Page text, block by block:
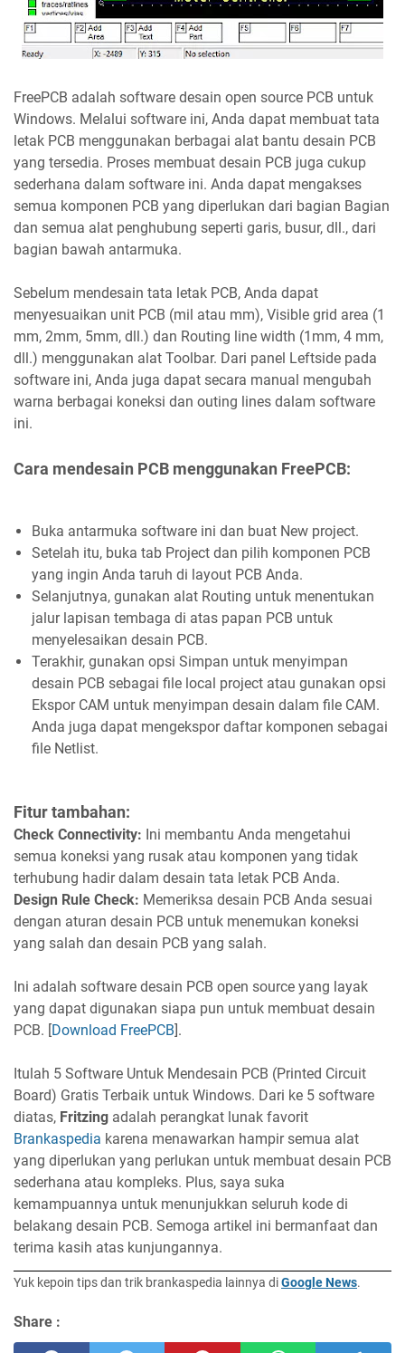
FreePCB adalah software desain open source PCB untuk
Windows. Melalui software ini, Anda dapat membuat tata
letak PCB menggunakan berbagai alat bantu desain PCB
yang tersedia. Proses membuat desain PCB juga cukup
sederhana dalam software ini. Anda dapat mengakses
semua komponen PCB yang diperlukan dari bagian Bagian
dan semua alat penghubung seperti garis, busur, dll., dari
bagian bawah antarmuka.
Sebelum mendesain tata letak PCB, Anda dapat
menyesuaikan unit PCB (mil atau mm), Visible grid area (1
mm, 2mm, 5mm, dll.) dan Routing line width (1mm, 4 mm,
dll.) menggunakan alat Toolbar. Dari panel Leftside pada
software ini, Anda juga dapat secara manual mengubah
warna berbagai koneksi dan outing lines dalam software
ini.
Cara mendesain PCB menggunakan FreePCB:
Buka antarmuka software ini dan buat New project.
Setelah itu, buka tab Project dan pilih komponen PCB
yang ingin Anda taruh di layout PCB Anda.
Selanjutnya, gunakan alat Routing untuk menentukan
jalur lapisan tembaga di atas papan PCB untuk
menyelesaikan desain PCB.
Terakhir, gunakan opsi Simpan untuk menyimpan
desain PCB sebagai file local project atau gunakan opsi
Ekspor CAM untuk menyimpan desain dalam file CAM.
Anda juga dapat mengekspor daftar komponen sebagai
file Netlist.
Fitur tambahan:
Check Connectivity: Ini membantu Anda mengetahui
semua koneksi yang rusak atau komponen yang tidak
terhubung hadir dalam desain tata letak PCB Anda.
Design Rule Check: Memeriksa desain PCB Anda sesuai
dengan aturan desain PCB untuk menemukan koneksi
yang salah dan desain PCB yang salah.
Ini adalah software desain PCB open source yang layak
yang dapat digunakan siapa pun untuk membuat desain
PCB. [Download FreePCB].
Itulah 5 Software Untuk Mendesain PCB (Printed Circuit
Board) Gratis Terbaik untuk Windows. Dari ke 5 software
diatas, Fritzing adalah perangkat lunak favorit
Brankaspedia karena menawarkan hampir semua alat
yang diperlukan yang perlukan untuk membuat desain PCB
sederhana atau kompleks. Plus, saya suka
kemampuannya untuk menunjukkan seluruh kode di
belakang desain PCB. Semoga artikel ini bermanfaat dan
terima kasih atas kunjungannya.
Yuk kepoin tips dan trik brankaspedia lainnya diGoogle News.
Share :